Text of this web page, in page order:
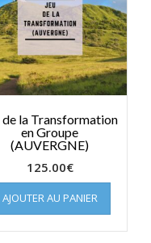
de la Transformation
en Groupe
(AUVERGNE)
125.00€
AJOUTER AU PANIER